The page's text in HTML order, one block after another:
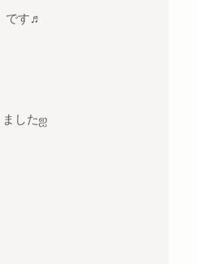
です♬
ましたஐ